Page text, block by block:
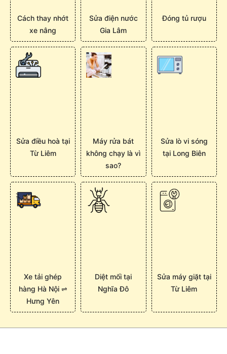
Cách thay nhớt
xe nâng
Sửa điện nước
Gia Lâm
Đóng tủ rượu
Sửa điều hoà tại
Từ Liêm
Máy rửa bát
không chạy là vì
sao?
Sửa lò vi sóng
tại Long Biên
Xe tải ghép
hàng Hà Nội ⇌
Hưng Yên
Diệt mối tại
Nghĩa Đô
Sửa máy giặt tại
Từ Liêm